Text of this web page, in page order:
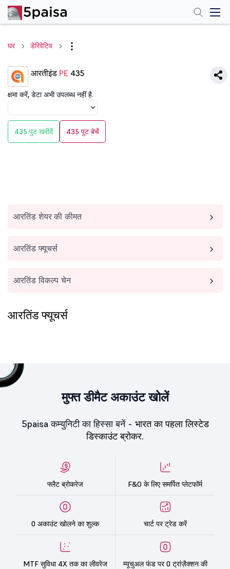
घर डेरिवेटिव
आरतीइंड PE 435
क्षमा करें, डेटा अभी उपलब्ध नहीं है.
435 पुट खरीदें 435 पुट बेचें
आरतिंड शेयर की कीमत
आरतिंड फ्यूचर्स
आरतिंड विकल्प चेन
आरतिंड फ्यूचर्स
मुफ्त डीमैट अकाउंट खोलें
5paisa कम्युनिटी का हिस्सा बनें - भारत का पहला लिस्टेड
डिस्काउंट ब्रोकर.
फ्लैट ब्रोकरेज F&O के लिए समर्पित प्लेटफॉर्म
0 अकाउंट खोलने का शुल्क चार्ट पर ट्रेड करें
MTF सुविधा 4X तक का लीवरेज
म्यूचुअल फंड पर 0 ट्रांज़ैक्शन की